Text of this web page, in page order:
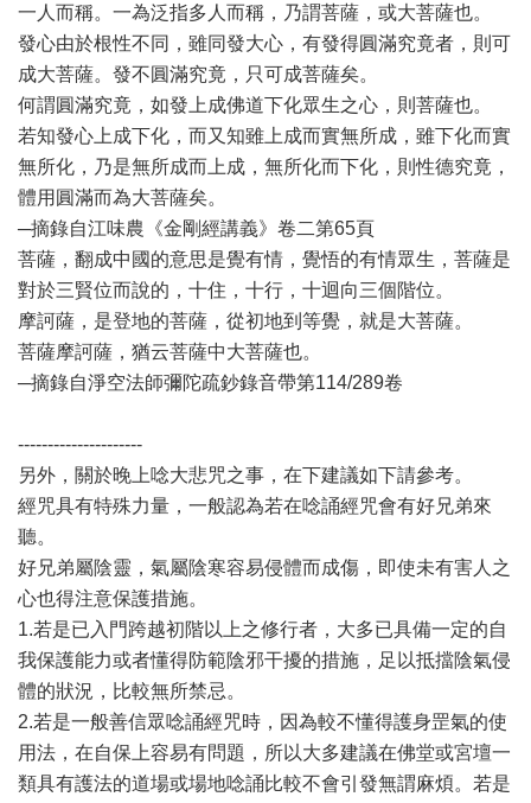
一人而稱。一為泛指多人而稱，乃謂菩薩，或大菩薩也。
發心由於根性不同，雖同發大心，有發得圓滿究竟者，則可
成大菩薩。發不圓滿究竟，只可成菩薩矣。
何謂圓滿究竟，如發上成佛道下化眾生之心，則菩薩也。
若知發心上成下化，而又知雖上成而實無所成，雖下化而實
無所化，乃是無所成而上成，無所化而下化，則性德究竟，
體用圓滿而為大菩薩矣。
─摘錄自江味農《金剛經講義》卷二第65頁
菩薩，翻成中國的意思是覺有情，覺悟的有情眾生，菩薩是
對於三賢位而說的，十住，十行，十迴向三個階位。
摩訶薩，是登地的菩薩，從初地到等覺，就是大菩薩。
菩薩摩訶薩，猶云菩薩中大菩薩也。
─摘錄自淨空法師彌陀疏鈔錄音帶第114/289卷
---------------------
另外，關於晚上唸大悲咒之事，在下建議如下請參考。
經咒具有特殊力量，一般認為若在唸誦經咒會有好兄弟來
聽。
好兄弟屬陰靈，氣屬陰寒容易侵體而成傷，即使未有害人之
心也得注意保護措施。
1.若是已入門跨越初階以上之修行者，大多已具備一定的自
我保護能力或者懂得防範陰邪干擾的措施，足以抵擋陰氣侵
體的狀況，比較無所禁忌。
2.若是一般善信眾唸誦經咒時，因為較不懂得護身罡氣的使
用法，在自保上容易有問題，所以大多建議在佛堂或宮壇一
類具有護法的道場或場地唸誦比較不會引發無謂麻煩。若是